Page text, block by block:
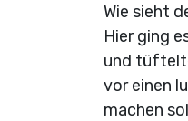
Wie sieht
Hier ging
und
vor einen
machen